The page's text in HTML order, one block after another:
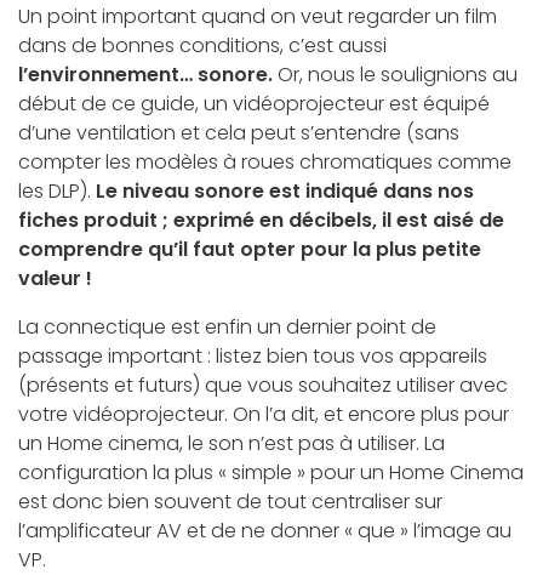
Un point important quand on veut regarder un film
dans de bonnes conditions, c’est aussi
l’environnement… sonore.Or, nous le soulignions au
début de ce guide, un vidéoprojecteur est équipé
d’une ventilation et cela peut s’entendre (sans
compter les modèles à roues chromatiques comme
les DLP). Le niveau sonore est indiqué dans nos
fiches produit ; exprimé en décibels, il est aisé de
comprendre qu’il faut opter pour la plus petite
valeur !
La connectique est enfin un dernier point de
passage important : listez bien tous vos appareils
(présents et futurs) que vous souhaitez utiliser avec
votre vidéoprojecteur. On l’a dit, et encore plus pour
un Home cinema, le son n’est pas à utiliser. La
configuration la plus « simple » pour un Home Cinema
est donc bien souvent de tout centraliser sur
l’amplificateur AV et de ne donner « que » l’image au
VP.